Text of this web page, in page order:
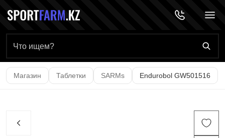
Главная страница
Магазин Таблетки SARMs Endurobol GW501516